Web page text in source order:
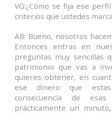
VG:¿Cómo se fija ese
criterios que ustedes
AB: Bueno, nosotros
Entonces entras en
preguntas muy sencillas
patrimonio que vas a
quieres obtener, en
ese dinero que
consecuencia de
prácticamente un